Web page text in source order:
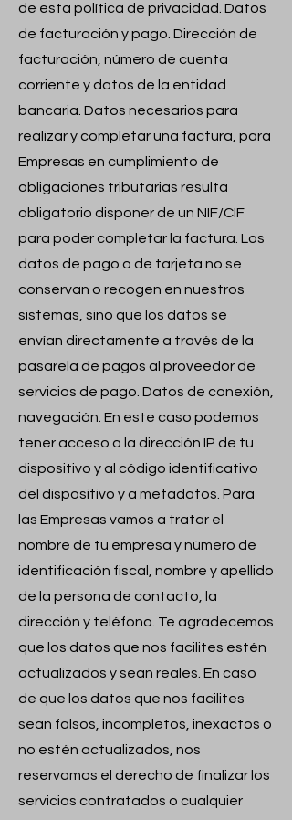
de esta política de privacidad. Datos
de facturación y pago. Dirección de
facturación, número de cuenta
corriente y datos de la entidad
bancaria. Datos necesarios para
realizar y completar una factura, para
Empresas en cumplimiento de
obligaciones tributarias resulta
obligatorio disponer de un NIF/CIF
para poder completar la factura. Los
datos de pago o de tarjeta no se
conservan o recogen en nuestros
sistemas, sino que los datos se
envían directamente a través de la
pasarela de pagos al proveedor de
servicios de pago. Datos de conexión,
navegación. En este caso podemos
tener acceso a la dirección IP de tu
dispositivo y al código identificativo
del dispositivo y a metadatos. Para
las Empresas vamos a tratar el
nombre de tu empresa y número de
identificación fiscal, nombre y apellido
de la persona de contacto, la
dirección y teléfono. Te agradecemos
que los datos que nos facilites estén
actualizados y sean reales. En caso
de que los datos que nos facilites
sean falsos, incompletos, inexactos o
no estén actualizados, nos
reservamos el derecho de finalizar los
servicios contratados o cualquier